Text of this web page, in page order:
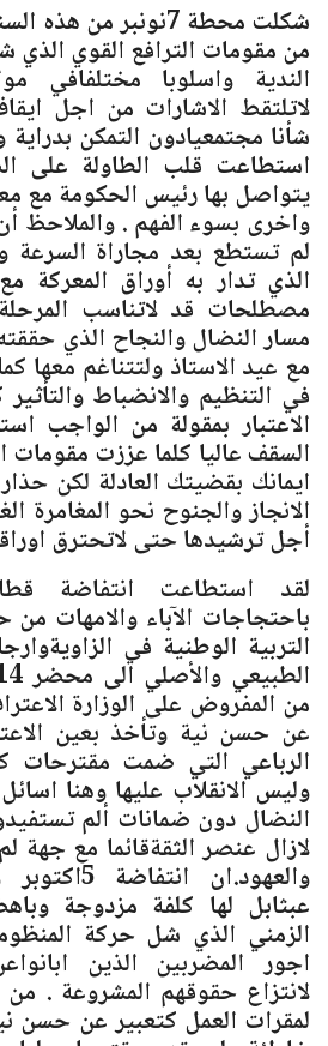
شكلت محطة 7نونبر من
من مقومات الترافع القوي
الندية واسلوبا مختلفافي
لاتلتقط الاشارات من اجل
شأنا مجتمعيادون التمكن
استطاعت قلب الطاولة على
يتواصل بها رئيس الحكومة مع
واخرى بسوء الفهم . والملاحظ
لم تستطع بعد مجاراة السرعة
الذي تدار به أوراق
مصطلحات قد لاتناسب
مع عيد الاستاذ ولتتناغم معها
في التنظيم والانضباط
الاعتبار بمقولة من الواجب
السقف عاليا كلما عززت مقومات
ايمانك بقضيتك العادلة لكن
الانجاز والجنوح نحو المغامرة
أجل ترشيدها حتى لاتحترق
لقد استطاعت انتفاضة
باحتجاجات الآباء والامهات
التربية الوطنية في
من المفروض على الوزارة
عن حسن نية وتأخذ بعين
الرباعي التي ضمت مقترحات
وليس الانقلاب عليها وهنا
النضال دون ضمانات ألم
لازال عنصر الثقةقائما مع جهة
عبثابل لها كلفة مزدوجة
الزمني الذي شل حركة
اجور المضربين الذين
لانتزاع حقوقهم المشروعة .
لمقرات العمل كتعبير عن حسن